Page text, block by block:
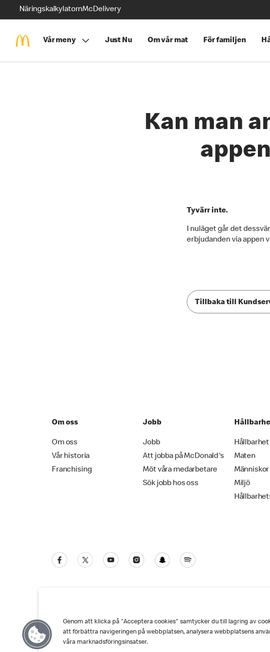
NäringskalkylatornMcDelivery
Vår meny Just Nu Om vår mat För familjen
Kan man
Tyvärr inte.
I nuläget går det
erbjudanden via appen
Tillbaka till
Om oss
Om oss
Vår historia
Franchising
Jobb
Jobb
Att jobba på McDonald's
Möt våra medarbetare
Sök jobb hos oss
Hållbarhet
Maten
Människor
Miljö
Kundservice Personuppgiftspolicy Cookies
Genom att klicka på "Acceptera cookies" samtycker du till lagring av
att förbättra navigeringen på webbplatsen, analysera webbplatsens
våra marknadsföringsinsatser.